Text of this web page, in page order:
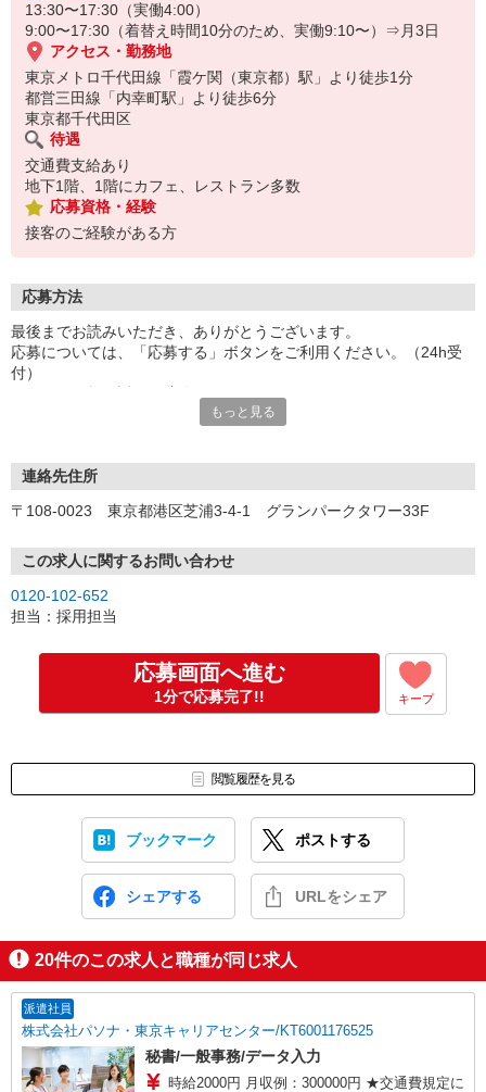
13:30〜17:30（実働4:00）
9:00〜17:30（着替え時間10分のため、実働9:10〜）⇒月3日
アクセス・勤務地
東京メトロ千代田線「霞ケ関（東京都）駅」より徒歩1分
都営三田線「内幸町駅」より徒歩6分
東京都千代田区
待遇
交通費支給あり
地下1階、1階にカフェ、レストラン多数
応募資格・経験
接客のご経験がある方
応募方法
最後までお読みいただき、ありがとうございます。
応募については、「応募する」ボタンをご利用ください。（24h受
付）
※応募後、選考に進む方には5営業日以内にご連絡いたします。
オンライン登録
す。
※ご登録が無い方には当社よりオンライン登録のご案内をいたしま
す。
↓
面接（1回、1時間程度）
※面接のないお仕事もございます。
合否については1週間以内にご連絡させていただきます。
※入社日等はご相談に応じます。
もっと見る
連絡先住所
〒108-0023 東京都港区芝浦3-4-1 グランパークタワー33F
この求人に関するお問い合わせ
0120-102-652
担当：採用担当
応募画面へ進む
1分で応募完了!! キープ
閲覧履歴を見る
ブックマーク ポストする
シェアする URLをシェア
20件のこの求人と職種が同じ求人
派遣社員
株式会社パソナ・東京キャリアセンター/KT6001176525
秘書/一般事務/データ入力
時給2000円 月収例：300000円 ★交通費規定に